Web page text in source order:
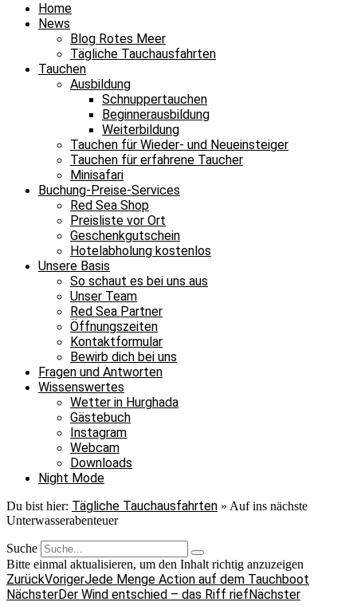
Home
News
Blog Rotes Meer
Tägliche Tauchausfahrten
Tauchen
Ausbildung
Schnuppertauchen
Beginnerausbildung
Weiterbildung
Tauchen für Wieder- und Neueinsteiger
Tauchen für erfahrene Taucher
Minisafari
Buchung-Preise-Services
Red Sea Shop
Preisliste vor Ort
Geschenkgutschein
Hotelabholung kostenlos
Unsere Basis
So schaut es bei uns aus
Unser Team
Red Sea Partner
Öffnungszeiten
Kontaktformular
Bewirb dich bei uns
Fragen und Antworten
Wissenswertes
Wetter in Hurghada
Gästebuch
Instagram
Webcam
Downloads
Night Mode
Du bist hier: Tägliche Tauchausfahrten » Auf ins nächste
Unterwasserabenteuer
Suche
Bitte einmal aktualisieren, um den Inhalt richtig anzuzeigen
ZurückVorigerJede Menge Action auf dem Tauchboot
NächsterDer Wind entschied – das Riff riefNächster